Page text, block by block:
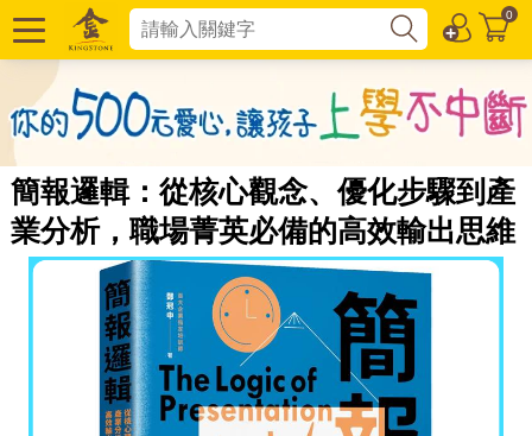
0
簡報邏輯：從核心觀念、優化步驟到產
業分析，職場菁英必備的高效輸出思維